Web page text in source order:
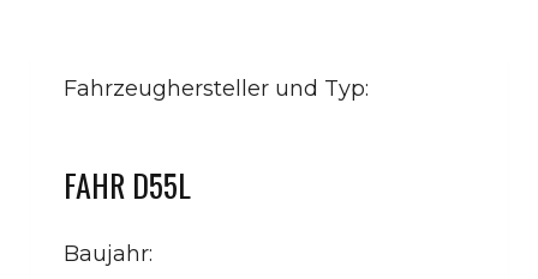
Fahrzeughersteller und Typ:
FAHR D55L
Baujahr: